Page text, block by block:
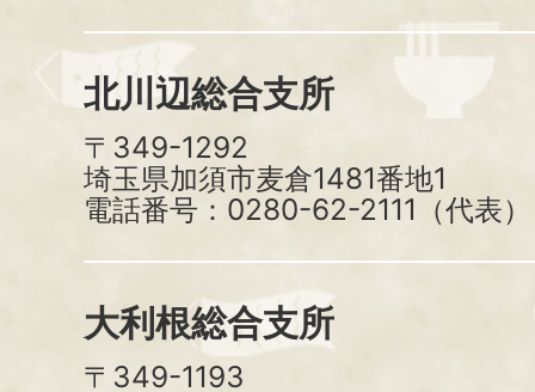
北川辺総合支所
〒349-1292
埼玉県加須市麦倉1481番地1
電話番号：0280-62-2111（代表）
大利根総合支所
〒349-1193